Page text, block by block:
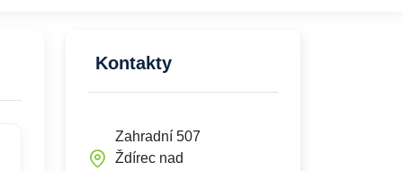
Kontakty
Zahradní 507
Ždírec nad